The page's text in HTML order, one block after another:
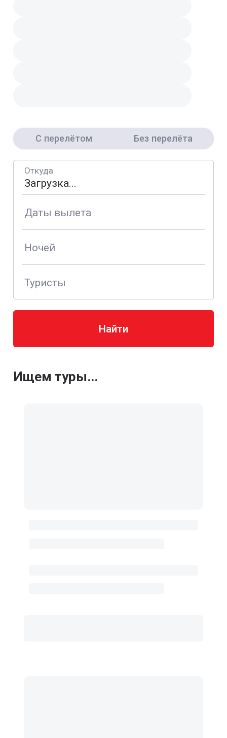
С перелётом Без перелёта
Откуда
Даты вылета
Ночей
Туристы
Найти
Ищем туры...